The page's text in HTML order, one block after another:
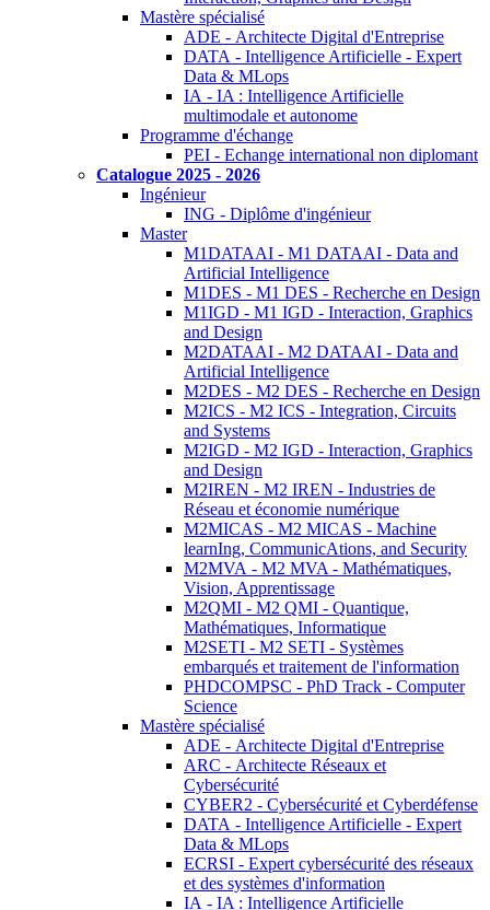
Mastère spécialisé
ADE - Architecte Digital d'Entreprise
DATA - Intelligence Artificielle - Expert
Data & MLops
IA - IA : Intelligence Artificielle
multimodale et autonome
Programme d'échange
PEI - Echange international non diplomant
Catalogue 2025 - 2026
Ingénieur
ING - Diplôme d'ingénieur
Master
M1DATAAI - M1 DATAAI - Data and
Artificial Intelligence
M1DES - M1 DES - Recherche en Design
M1IGD - M1 IGD - Interaction, Graphics
and Design
M2DATAAI - M2 DATAAI - Data and
Artificial Intelligence
M2DES - M2 DES - Recherche en Design
M2ICS - M2 ICS - Integration, Circuits
and Systems
M2IGD - M2 IGD - Interaction, Graphics
and Design
M2IREN - M2 IREN - Industries de
Réseau et économie numérique
M2MICAS - M2 MICAS - Machine
learnIng, CommunicAtions, and Security
M2MVA - M2 MVA - Mathématiques,
Vision, Apprentissage
M2QMI - M2 QMI - Quantique,
Mathématiques, Informatique
M2SETI - M2 SETI - Systèmes
embarqués et traitement de l'information
PHDCOMPSC - PhD Track - Computer
Science
Mastère spécialisé
ADE - Architecte Digital d'Entreprise
ARC - Architecte Réseaux et
Cybersécurité
CYBER2 - Cybersécurité et Cyberdéfense
DATA - Intelligence Artificielle - Expert
Data & MLops
ECRSI - Expert cybersécurité des réseaux
et des systèmes d'information
IA - IA : Intelligence Artificielle